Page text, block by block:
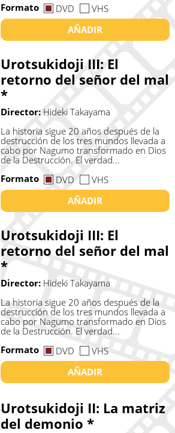
Formato
DVD
VHS
AÑADIR
Urotsukidoji III: El
retorno del señor del mal
*
Director: Hideki Takayama
La historia sigue 20 años después de la
destrucción de los tres mundos llevada a
cabo por Nagumo transformado en Dios
de la Destrucción. El verdad...
Formato
DVD
VHS
AÑADIR
Urotsukidoji III: El
retorno del señor del mal
*
Director: Hideki Takayama
La historia sigue 20 años después de la
destrucción de los tres mundos llevada a
cabo por Nagumo transformado en Dios
de la Destrucción. El verdad...
Formato
DVD
VHS
AÑADIR
Urotsukidoji II: La matriz
del demonio *